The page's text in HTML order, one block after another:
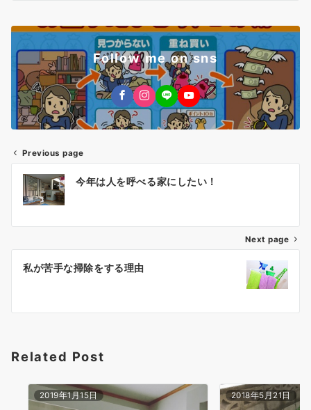
Follow me on sns
投
稿
ナ
ビ
ゲ
シ
ン
Previous page
今年は人を呼べる家にしたい！
Next page
私が苦手な掃除をする理由
Related Post
2019年1月15日 2018年5月21日